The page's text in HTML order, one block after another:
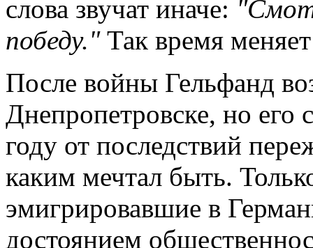
слова звучат иначе:
победу."Так время
После войны Гельфанд
Днепропетровске, но его
году от последствий
каким мечтал быть.
эмигрировавшие в
достоянием